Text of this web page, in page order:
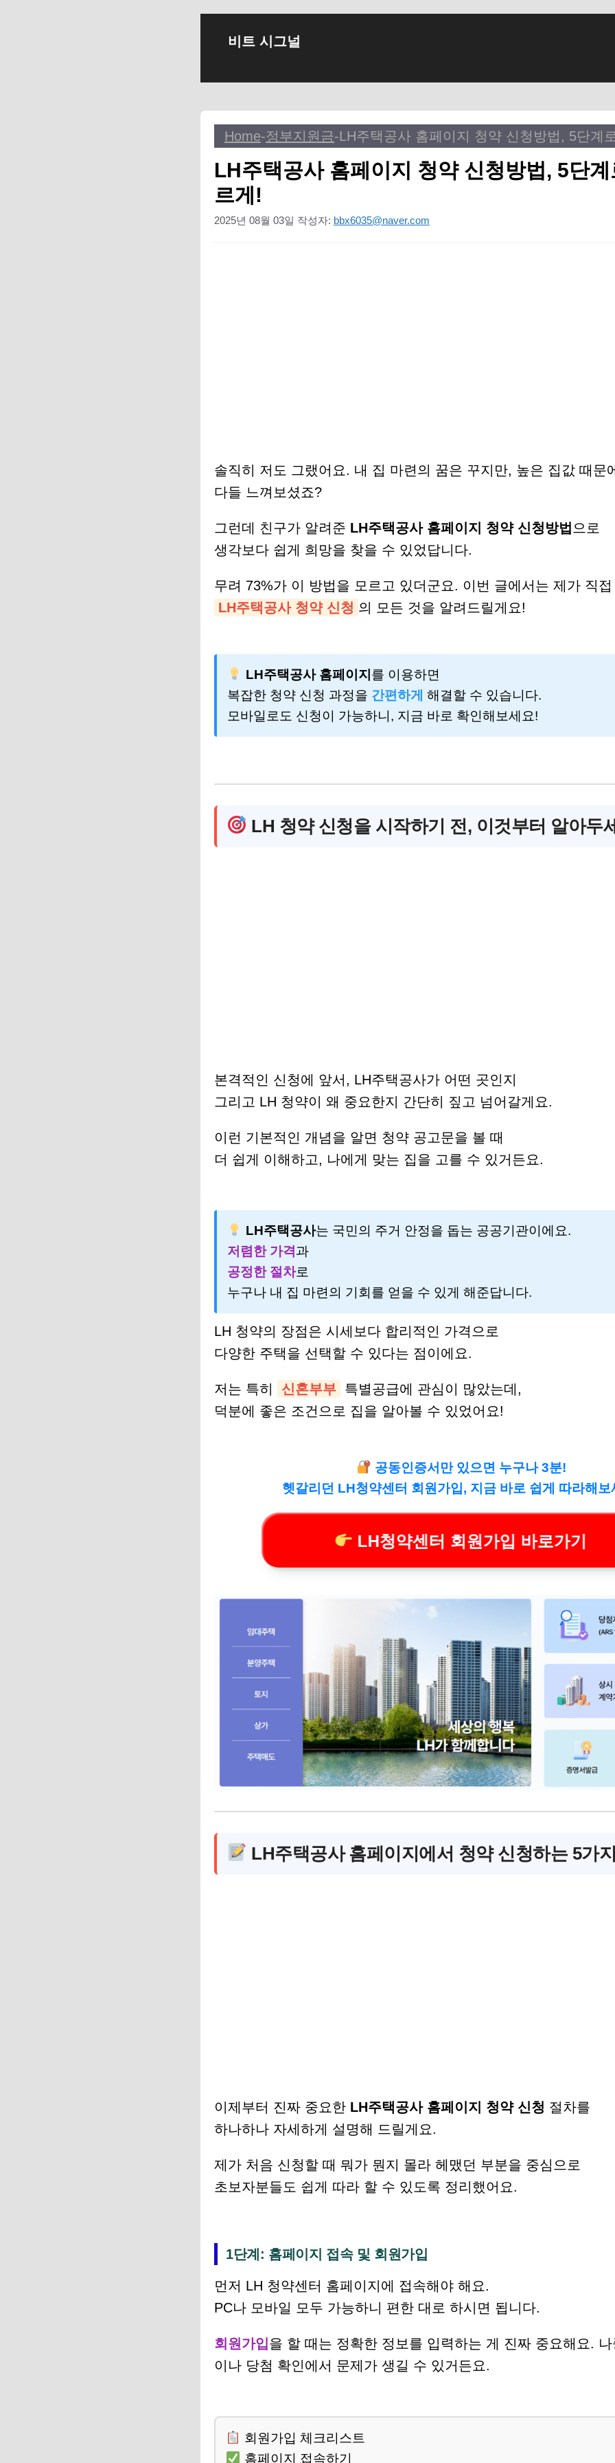
로
비트 시그널
Home-정부지원금-
LH주택공사 홈페이지 청약 신청방법, 5단
르게!
2025년 08월 03일 작성자: bbx6035@naver.com
솔직히 저도 그랬어요. 내 집 마련의 꿈은 꾸지만, 높은 집값 때문
다들 느껴보셨죠?
그런데 친구가 알려준 LH주택공사 홈페이지 청약 신청방법 으로
생각보다 쉽게 희망을 찾을 수 있었답니다.
무려 73%가 이 방법을 모르고 있더군요. 이번 글에서는 제가 직
LH주택공사 청약 신청 의 모든 것을 알려드릴게요!
LH주택공사 홈페이지 를 이용하면
복잡한 청약 신청 과정을 간편하게 해결할 수 있습니다.
모바일로도 신청이 가능하니, 지금 바로 확인해보세요!
LH 청약 신청을 시작하기 전, 이것부터 알아두
본격적인 신청에 앞서, LH주택공사가 어떤 곳인지
그리고 LH 청약이 왜 중요한지 간단히 짚고 넘어갈게요.
이런 기본적인 개념을 알면 청약 공고문을 볼 때
더 쉽게 이해하고, 나에게 맞는 집을 고를 수 있거든요.
LH주택공사는 국민의 주거 안정을 돕는 공공기관이에요.
저렴한 가격 과
공정한 절차로
누구나 내 집 마련의 기회를 얻을 수 있게 해준답니다.
LH 청약의 장점은 시세보다 합리적인 가격으로
다양한 주택을 선택할 수 있다는 점이에요.
저는 특히 신혼부부 특별공급에 관심이 많았는데,
덕분에 좋은 조건으로 집을 알아볼 수 있었어요!
공동인증서만 있으면 누구나 3분!
헷갈리던 LH청약센터 회원가입, 지금 바로 쉽게 따라해보
LH청약센터 회원가입 바로가기
LH주택공사 홈페이지에서 청약 신청하는 5가
이제부터 진짜 중요한 LH주택공사 홈페이지 청약 신청 절차를
하나하나 자세하게 설명해 드릴게요.
제가 처음 신청할 때 뭐가 뭔지 몰라 헤맸던 부분을 중심으로
초보자분들도 쉽게 따라 할 수 있도록 정리했어요.
1단계: 홈페이지 접속 및 회원가입
먼저 LH 청약센터 홈페이지에 접속해야 해요.
PC나 모바일 모두 가능하니 편한 대로 하시면 됩니다.
회원가입을 할 때는 정확한 정보를 입력하는 게 진짜 중요해요.
이나 당첨 확인에서 문제가 생길 수 있거든요.
회원가입 체크리스트
홈페이지 접속하기